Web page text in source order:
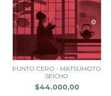
PUNTO CERO - MATSUMOTO
SEICHO
$44.000,00